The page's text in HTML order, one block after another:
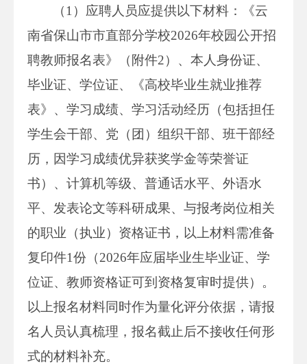
（1）应聘人员应提供以下材料：《云
南省保山市市直部分学校2026年校园公开招
聘教师报名表》（附件2）、本人身份证、
毕业证、学位证、《高校毕业生就业推荐
表》、学习成绩、学习活动经历（包括担任
学生会干部、党（团）组织干部、班干部经
历，因学习成绩优异获奖学金等荣誉证
书）、计算机等级、普通话水平、外语水
平、发表论文等科研成果、与报考岗位相关
的职业（执业）资格证书，以上材料需准备
复印件1份（2026年应届毕业生毕业证、学
位证、教师资格证可到资格复审时提供）。
以上报名材料同时作为量化评分依据，请报
名人员认真梳理，报名截止后不接收任何形
式的材料补充。